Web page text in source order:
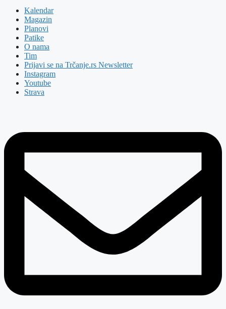
Kalendar
Magazin
Planovi
Patike
O nama
Tim
Prijavi se na Trčanje.rs Newsletter
Instagram
Youtube
Strava